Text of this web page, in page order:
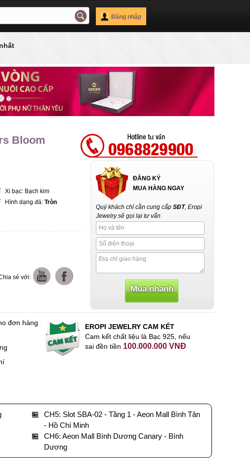
Đăng nhập
Bloom
Xi bạc: Bạch kim
Hình dạng đá:Tròn
sẻ với:
ĐĂNG KÝ
MUA HÀNG NGAY
Quý khách chỉ cần cung cấp SĐT, Eropi
Jewelry sẽ gọi lại tư vấn
đơn hàng
EROPI JEWELRY CAM KẾT
Cam kết chất liệu là Bạc 925, nếu
sai đền tiền 100.000.000 VNĐ
🏪
CH5: Slot SBA-02 - Tầng 1 - Aeon Mall Bình Tân
- Hồ Chí Minh
🏪
CH6: Aeon Mall Bình Dương Canary - Bình
Dương